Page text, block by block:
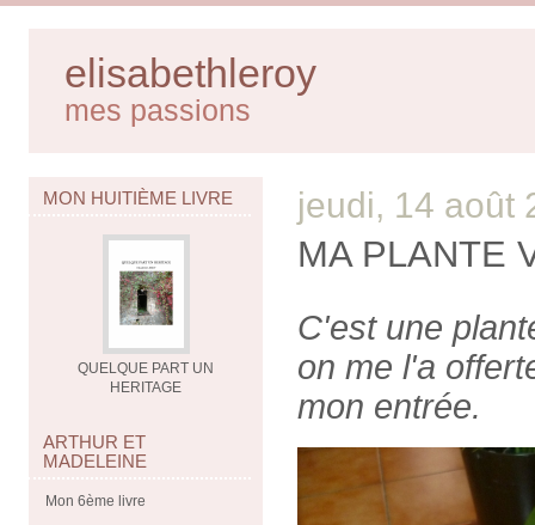
elisabethleroy
mes passions
MON HUITIÈME LIVRE
QUELQUE PART UN
HERITAGE
ARTHUR ET
MADELEINE
Mon 6ème livre
jeudi, 14 août
MA PLANTE
C'est une
on me l'a
mon entrée.